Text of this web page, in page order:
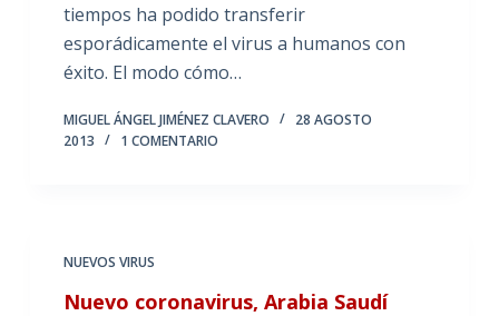
tiempos ha podido transferir
esporádicamente el virus a humanos con
éxito. El modo cómo…
MIGUEL ÁNGEL JIMÉNEZ CLAVERO
28 AGOSTO
2013
1 COMENTARIO
NUEVOS VIRUS
Nuevo coronavirus, Arabia Saudí